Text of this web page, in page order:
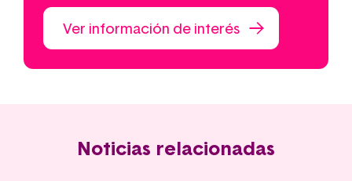
Ver información de interés
Noticias relacionadas